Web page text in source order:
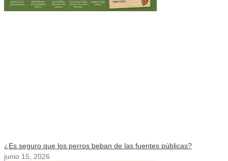
¿Es seguro que los perros beban de las fuentes públicas?
junio 15, 2026